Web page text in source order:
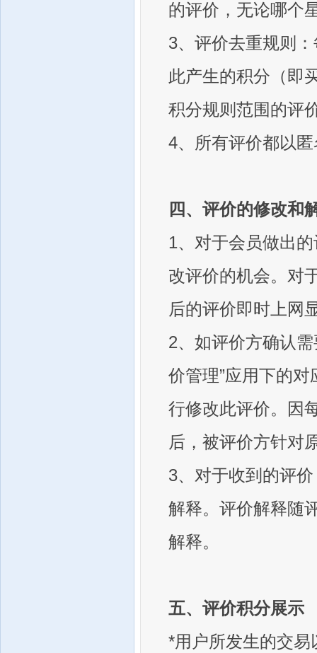
的评价，无论哪个
3、评价去重规则
此产生的积分（即
积分规则范围的评
4、所有评价都以
四、评价的修改和
1、对于会员做出
改评价的机会。对
后的评价即时上网
2、如评价方确认
价管理”应用下的对
行修改此评价。因
后，被评价方针对
3、对于收到的评
解释。评价解释随
解释。
五、评价积分展示
*用户所发生的交